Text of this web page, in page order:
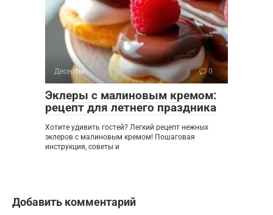
Десерты 0
Эклеры с малиновым кремом:
рецепт для летнего праздника
Хотите удивить гостей? Легкий рецепт нежных
эклеров с малиновым кремом! Пошаговая
инструкция, советы и
Добавить комментарий